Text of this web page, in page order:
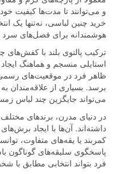
و می‌توانند تا مدت‌ها کیفیت
خرید چنین لباسی، نه‌تنها یک
هوشمندانه برای فصل‌های
ترکیب پالتوی بلند با
استایلی منسجم و هماهنگ
ظاهر فرد در موقعیت‌های
برسد. بسیاری از علاقه‌مندان
می‌تواند جایگزین چند لباس
در دنیای مدرن، برندهای
داشته‌اند. آن‌ها با ایجاد
کمربند یا یقه‌های متفاوت،
پاسخگوی سلیقه‌های گوناگون
فرد بتواند انتخابی مطابق با